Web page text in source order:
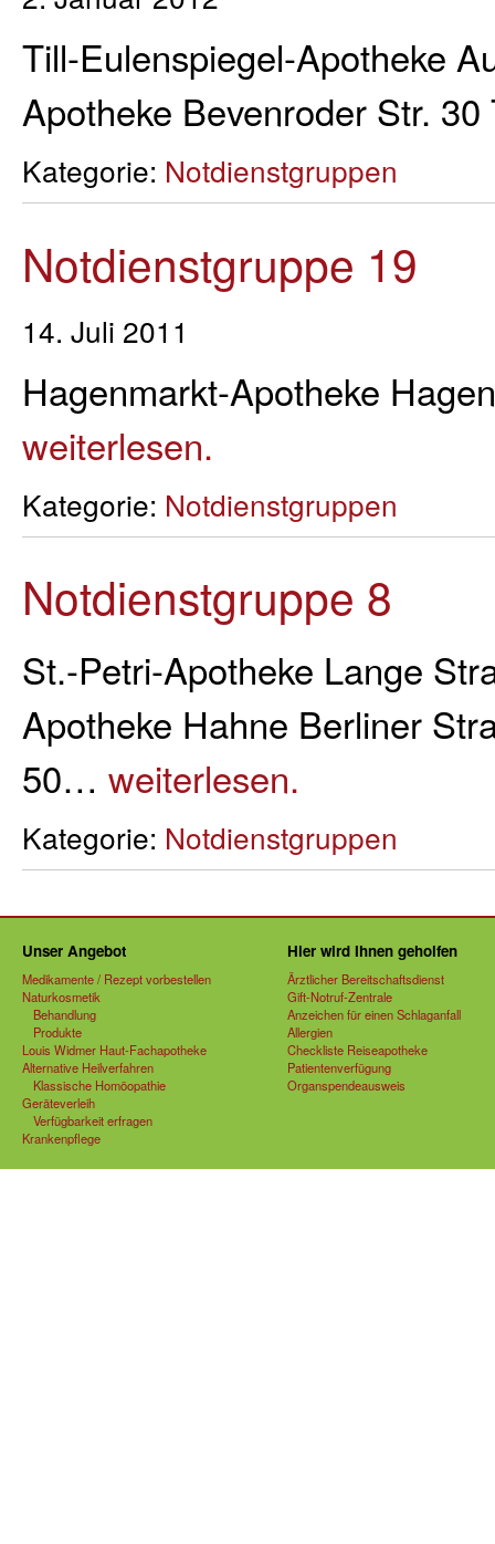
Till-Eulenspiegel-Apotheke
Apotheke Bevenroder Str.
Kategorie: Notdienstgruppen
Notdienstgruppe 19
14. Juli 2011
Hagenmarkt-Apotheke
weiterlesen.
Kategorie: Notdienstgruppen
Notdienstgruppe 8
St.-Petri-Apotheke Lange
Apotheke Hahne Berliner
50… weiterlesen.
Kategorie: Notdienstgruppen
Unser Angebot
Medikamente / Rezept vorbestellen
Naturkosmetik
Behandlung
Produkte
Louis Widmer Haut-Fachapotheke
Alternative Heilverfahren
Klassische Homöopathie
Geräteverleih
Verfügbarkeit erfragen
Krankenpflege
Hier wird Ihnen geholfen
Ärztlicher Bereitschaftsdienst
Gift-Notruf-Zentrale
Anzeichen für einen Schlaganfall
Allergien
Checkliste Reiseapotheke
Patientenverfügung
Organspendeausweis